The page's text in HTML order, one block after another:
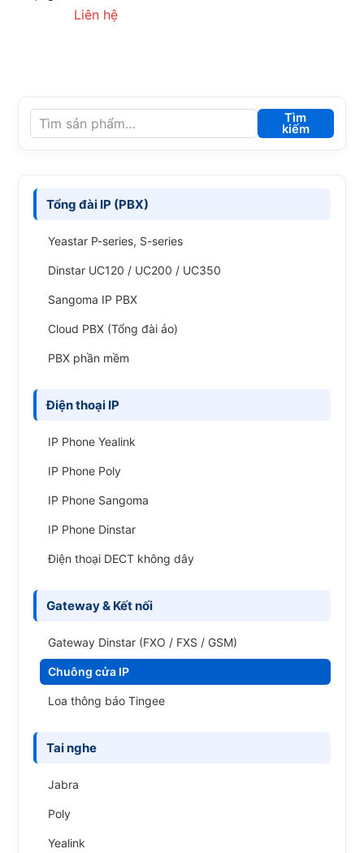
Liên hệ
Tìm
kiếm
Tổng đài IP (PBX)
Yeastar P-series, S-series
Dinstar UC120 / UC200 / UC350
Sangoma IP PBX
Cloud PBX (Tổng đài ảo)
PBX phần mềm
Điện thoại IP
IP Phone Yealink
IP Phone Poly
IP Phone Sangoma
IP Phone Dinstar
Điện thoại DECT không dây
Gateway & Kết nối
Gateway Dinstar (FXO / FXS / GSM)
Chuông cửa IP
Loa thông báo Tingee
Tai nghe
Jabra
Poly
Yealink